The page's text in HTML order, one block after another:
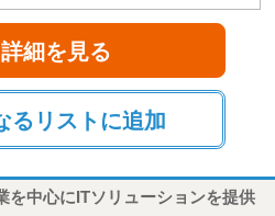
詳細を見る
るリストに追加
を中心にITソリューションを提供